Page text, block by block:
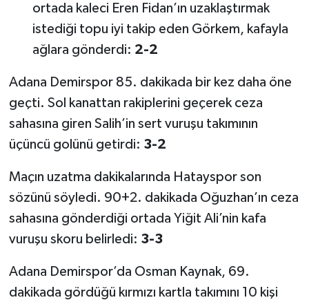
ortada kaleci Eren Fidan’ın uzaklaştırmak
istediği topu iyi takip eden Görkem, kafayla
ağlara gönderdi: 2-2
Adana Demirspor 85. dakikada bir kez daha öne
geçti. Sol kanattan rakiplerini geçerek ceza
sahasına giren Salih’in sert vuruşu takımının
üçüncü golünü getirdi: 3-2
Maçın uzatma dakikalarında Hatayspor son
sözünü söyledi. 90+2. dakikada Oğuzhan’ın ceza
sahasına gönderdiği ortada Yiğit Ali’nin kafa
vuruşu skoru belirledi: 3-3
Adana Demirspor’da Osman Kaynak, 69.
dakikada gördüğü kırmızı kartla takımını 10 kişi